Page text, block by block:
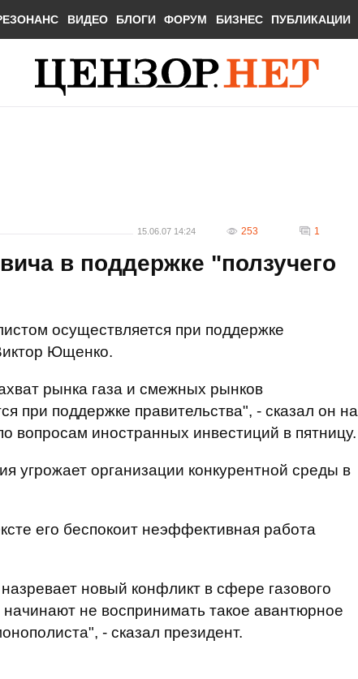
ВИДЕО БЛОГИ ФОРУМ БИЗНЕС ПУБЛИКАЦИИ
15.06.07 14:24 253 1
в поддержке "ползучего
осуществляется при поддержке
Ющенко.
рынка газа и смежных рынков
при поддержке правительства", - сказал он на
вопросам иностранных инвестиций в пятницу.
угрожает организации конкурентной среды в
его беспокоит неэффективная работа
новый конфликт в сфере газового
не воспринимать такое авантюрное
- сказал президент.